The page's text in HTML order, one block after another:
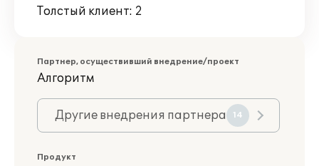
Толстый клиент: 2
Партнер, осуществивший внедрение/проект
Алгоритм
Другие внедрения партнера 14
Продукт